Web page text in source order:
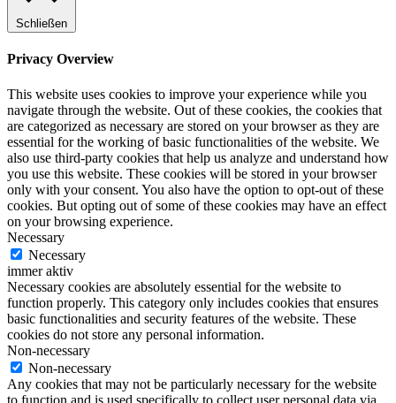
Schließen
Privacy Overview
This website uses cookies to improve your experience while you
navigate through the website. Out of these cookies, the cookies that
are categorized as necessary are stored on your browser as they are
essential for the working of basic functionalities of the website. We
also use third-party cookies that help us analyze and understand how
you use this website. These cookies will be stored in your browser
only with your consent. You also have the option to opt-out of these
cookies. But opting out of some of these cookies may have an effect
on your browsing experience.
Necessary
Necessary
immer aktiv
Necessary cookies are absolutely essential for the website to
function properly. This category only includes cookies that ensures
basic functionalities and security features of the website. These
cookies do not store any personal information.
Non-necessary
Non-necessary
Any cookies that may not be particularly necessary for the website
to function and is used specifically to collect user personal data via